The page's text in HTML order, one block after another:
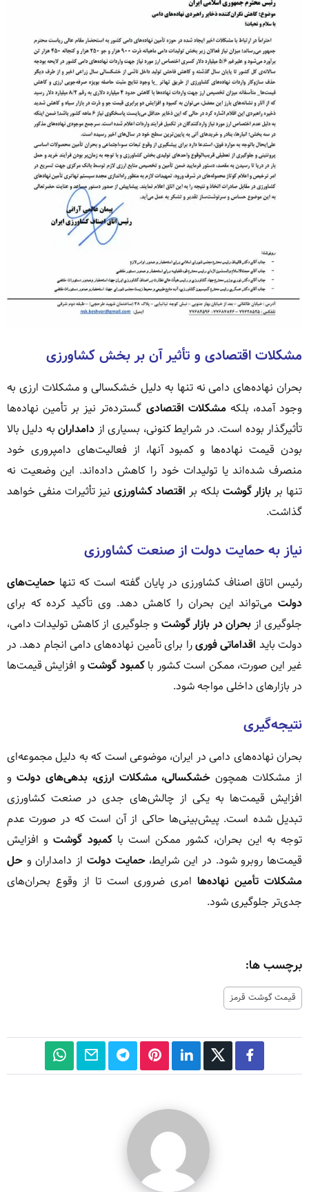
مشکلات اقتصادی و تأثیر آن بر بخش کشاورزی
بحران نهاده‌های دامی نه تنها به دلیل خشکسالی و مشکلات ارزی به
وجود آمده، بلکهمشکلات اقتصادی گسترده‌تر نیز بر تأمین نهاده‌ها
تأثیرگذار بوده است. در شرایط کنونی، بسیاری از دامدارانبه دلیل بالا
بودن قیمت نهاده‌ها و کمبود آنها، از فعالیت‌های دامپروری خود
منصرف شده‌اند یا تولیدات خود را کاهش داده‌اند. این وضعیت نه
تنها بر بازار گوشت بلکه بر اقتصاد کشاورزینیز تأثیرات منفی خواهد
گذاشت.
نیاز به حمایت دولت از صنعت کشاورزی
رئیس اتاق اصناف کشاورزی در پایان گفته است که تنها حمایت‌های
دولت می‌تواند این بحران را کاهش دهد. وی تأکید کرده که برای
جلوگیری از بحران در بازار گوشت و جلوگیری از کاهش تولیدات دامی،
دولت باید اقداماتی فوریرا برای تأمین نهاده‌های دامی انجام دهد. در
غیر این صورت، ممکن است کشور باکمبود گوشتو افزایش قیمت‌ها
در بازارهای داخلی مواجه شود.
نتیجه‌گیری
بحران نهاده‌های دامی در ایران، موضوعی است که به دلیل مجموعه‌ای
از مشکلات همچون خشکسالی، مشکلات ارزی، بدهی‌های دولت و
افزایش قیمت‌ها به یکی از چالش‌های جدی در صنعت کشاورزی
تبدیل شده است. پیش‌بینی‌ها حاکی از آن است که در صورت عدم
توجه به این بحران، کشور ممکن است باکمبود گوشتو افزایش
قیمت‌ها روبرو شود. در این شرایط،حمایت دولت از دامداران و حل
مشکلات تأمین نهاده‌هاامری ضروری است تا از وقوع بحران‌های
جدی‌تر جلوگیری شود.
برچسب ها:
قیمت گوشت قرمز